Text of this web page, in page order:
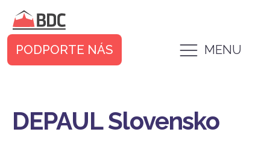
MENU
PODPORTE NÁS
DEPAUL Slovensko